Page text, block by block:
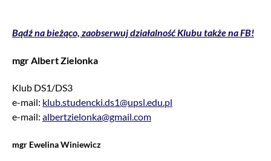
Bądź na bieżąco, zaobserwuj działalność Klubu także na FB!
mgr Albert Zielonka
Klub DS1/DS3
e-mail: klub.studencki.ds1@upsl.edu.pl
e-mail: albertzielonka@gmail.com
mgr Ewelina Winiewicz